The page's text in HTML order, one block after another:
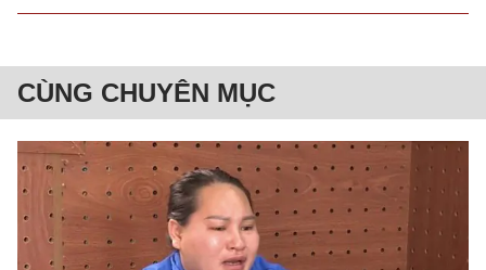
CÙNG CHUYÊN MỤC